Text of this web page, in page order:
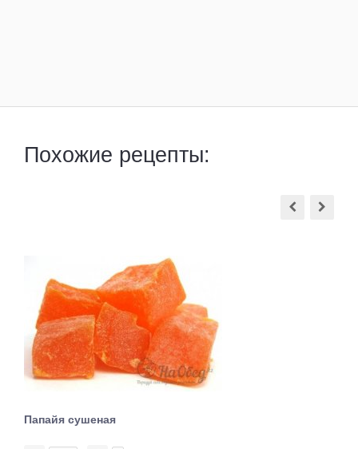
Похожие рецепты:
Папайя сушеная